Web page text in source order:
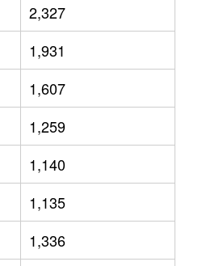
2,327
1,931
1,607
1,259
1,140
1,135
1,336